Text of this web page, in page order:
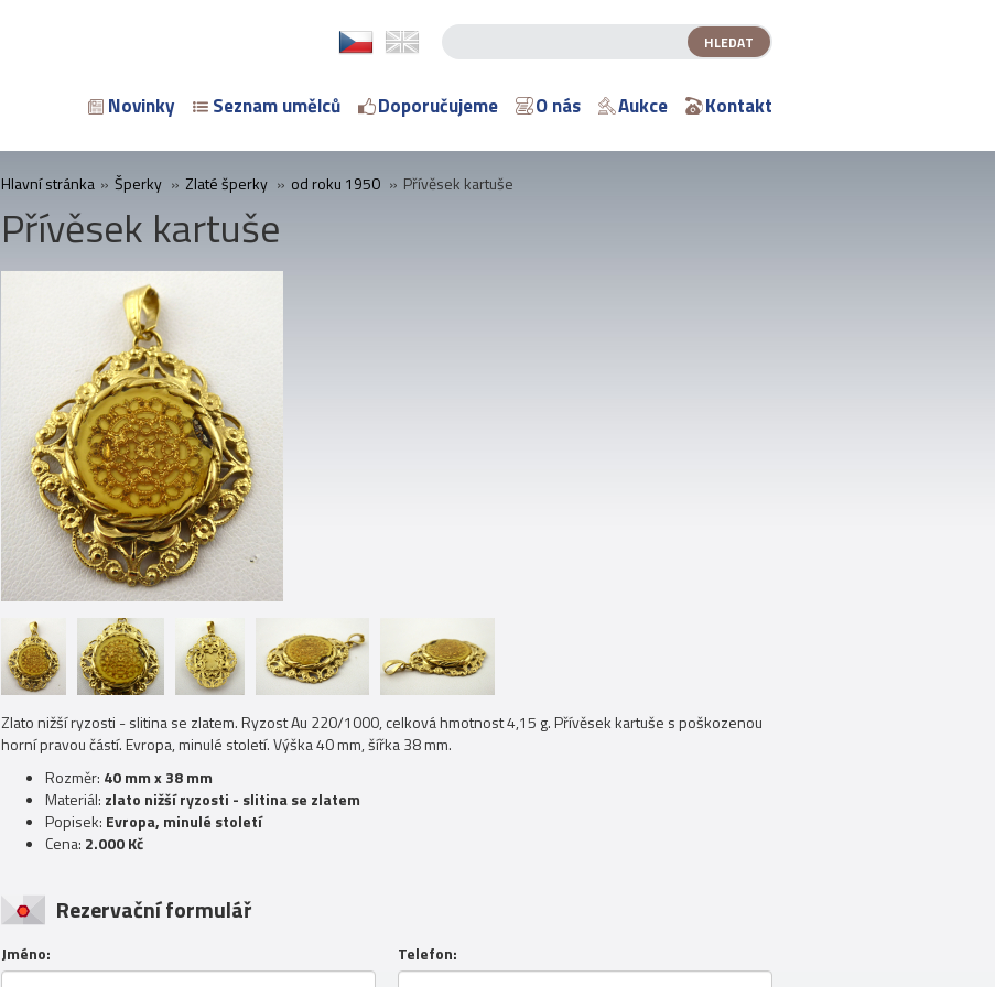
Novinky Seznam umělců Doporučujeme O nás Aukce Kontakt
Hlavní stránka » Šperky » Zlaté šperky » od roku 1950 » Přívěsek kartuše
Přívěsek kartuše
Zlato nižší ryzosti - slitina se zlatem. Ryzost Au 220/1000, celková hmotnost 4,15 g. Přívěsek kartuše s poškozenou
horní pravou částí. Evropa, minulé století. Výška 40 mm, šířka 38 mm.
Rozměr: 40 mm x 38 mm
Materiál: zlato nižší ryzosti - slitina se zlatem
Popisek: Evropa, minulé století
Cena: 2.000 Kč
Rezervační formulář
Jméno: Telefon: